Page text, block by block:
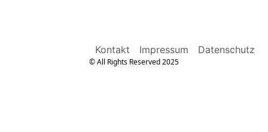
Kontakt Impressum Datenschutz
© All Rights Reserved 2025